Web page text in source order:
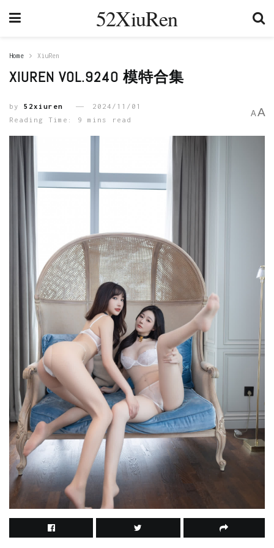
52XiuRen
Home XiuRen
XIUREN VOL.9240 模特合集
by 52xiuren
2024/11/01
Reading Time: 9 mins read
A A